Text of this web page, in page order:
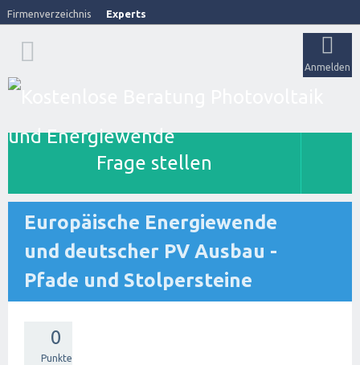
Firmenverzeichnis Experts
Anmelden
Frage stellen
Europäische Energiewende
und deutscher PV Ausbau -
Pfade und Stolpersteine
0
Punkte